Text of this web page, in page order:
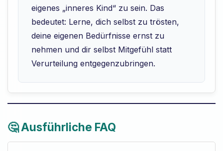
eigenes „inneres Kind“ zu sein. Das
bedeutet: Lerne, dich selbst zu trösten,
deine eigenen Bedürfnisse ernst zu
nehmen und dir selbst Mitgefühl statt
Verurteilung entgegenzubringen.
🤔 Ausführliche FAQ